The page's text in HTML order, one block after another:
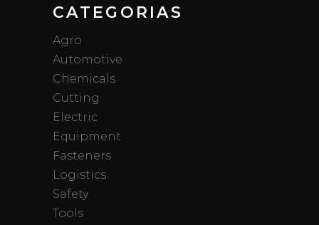
CATEGORIAS
Agro
Automotive
Chemicals
Cutting
Electric
Equipment
Fasteners
Logistics
Safety
Tools